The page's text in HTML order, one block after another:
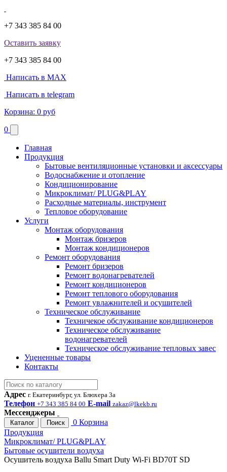
+7 343 385 84 00
Оставить заявку
+7 343 385 84 00
Написать в MAX
Написать в telegram
Корзина: 0 руб
0
Главная
Продукция
Бытовые вентиляционные установки и аксессуары
Водоснабжение и отопление
Кондиционирование
Микроклимат/ PLUG&PLAY
Расходные материалы, инструмент
Тепловое оборудование
Услуги
Монтаж оборудования
Монтаж бризеров
Монтаж кондиционеров
Ремонт оборудования
Ремонт бризеров
Ремонт водонагревателей
Ремонт кондиционеров
Ремонт теплового оборудования
Ремонт увлажнителей и осушителей
Техническое обслуживание
Техничекое обслуживание кондиционеров
Техническое обслуживание
водонагревателей
Техническое обслуживание тепловых завес
Уцененные товары
Контакты
Адрес г. Екатеринбург, ул. Блюхера 3а
Телефон +7 343 385 84 00 E-mail zakaz@lkekb.ru
Мессенджеры
Каталог Поиск 0 Корзина
Продукция
Микроклимат/ PLUG&PLAY
Бытовые осушители воздуха
Осушитель воздуха Ballu Smart Duty Wi-Fi BD70T SD